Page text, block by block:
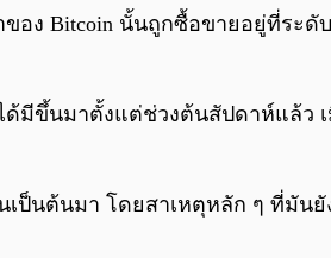
ง Bitcoin นั้นถูกซื้อขายอยู่ที่ระดั
มีขึ้นมาตั้งแต่ช่วงต้นสัปดาห์แล้ว
ป็นต้นมา โดยสาเหตุหลัก ๆ ที่มัน